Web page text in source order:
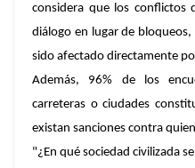
considera que los conflictos
diálogo en lugar de bloqueos,
sido afectado directamente
Además, 96% de los
carreteras o ciudades
existan sanciones contra
"¿En qué sociedad civilizada